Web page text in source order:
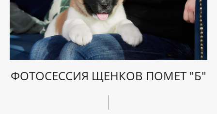
ФОТОСЕССИЯ ЩЕНКОВ ПОМЕТ "Б"